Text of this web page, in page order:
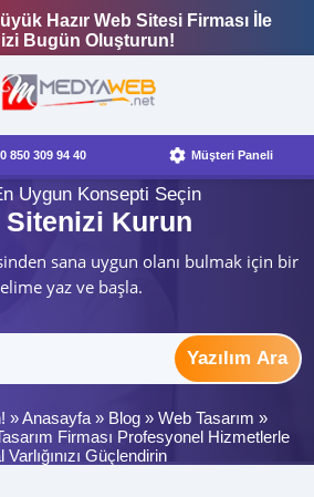
Hazır Web Sitesi Firması İle
Bugün Oluşturun!
850 309 94 40 Müşteri Paneli
Uygun Konsepti Seçin
Sitenizi Kurun
sana uygun olanı bulmak için bir
yaz ve başla.
Yazılım Ara
»Anasayfa » Blog » Web Tasarım »
Firması Profesyonel Hizmetlerle
Varlığınızı Güçlendirin